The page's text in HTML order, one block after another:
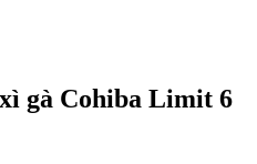
gà Cohiba Limit 6